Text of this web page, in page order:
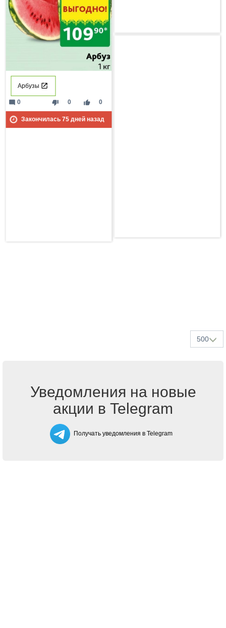
Арбузы
thumb_down 0 thumb_up 0
mode_comment 0
Закончилась 75дней назад
500
Уведомления на новые
акции в Telegram
Получать уведомления в Telegram